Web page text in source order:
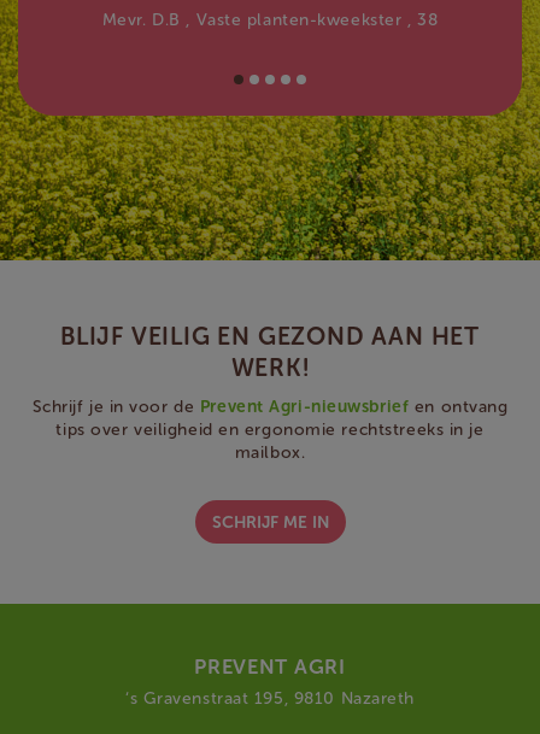
Mevr. D.B , Vaste planten-kweekster , 38
BLIJF VEILIG EN GEZOND AAN HET
WERK!
Schrijf je in voor de Prevent Agri-nieuwsbrief en ontvang
tips over veiligheid en ergonomie rechtstreeks in je
mailbox.
SCHRIJF ME IN
PREVENT AGRI
‘s Gravenstraat 195, 9810 Nazareth